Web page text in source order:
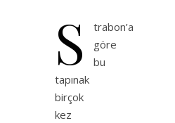
S
trabon’a
göre
bu
tapınak
birçok
kez